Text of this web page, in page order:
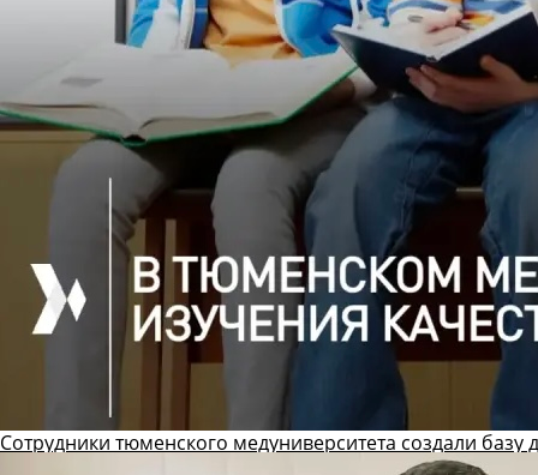
Сотрудники тюменского медуниверситета создали